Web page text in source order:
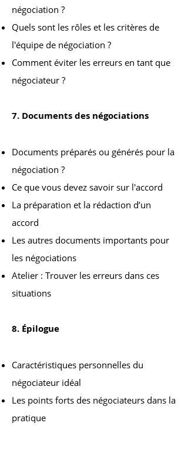
négociation ?
Quels sont les rôles et les critères de
l'équipe de négociation ?
Comment éviter les erreurs en tant que
négociateur ?
7. Documents des négociations
Documents préparés ou générés pour la
négociation ?
Ce que vous devez savoir sur l'accord
La préparation et la rédaction d’un
accord
Les autres documents importants pour
les négociations
Atelier : Trouver les erreurs dans ces
situations
8. Épilogue
Caractéristiques personnelles du
négociateur idéal
Les points forts des négociateurs dans la
pratique